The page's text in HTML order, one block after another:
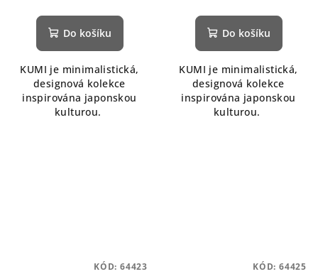
Do košíku
KUMI je minimalistická,
designová kolekce
inspirována japonskou
kulturou.
Do košíku
KUMI je minimalistická,
designová kolekce
inspirována japonskou
kulturou.
KÓD: 64423 KÓD: 64425